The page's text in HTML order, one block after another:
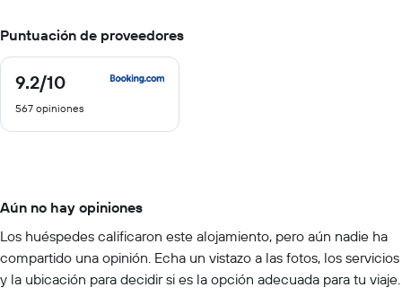
Puntuación de proveedores
9.2/10
9.2
10
567 opiniones
Aún no hay opiniones
Los huéspedes calificaron este alojamiento, pero aún nadie ha
compartido una opinión. Echa un vistazo a las fotos, los servicios
y la ubicación para decidir si es la opción adecuada para tu viaje.